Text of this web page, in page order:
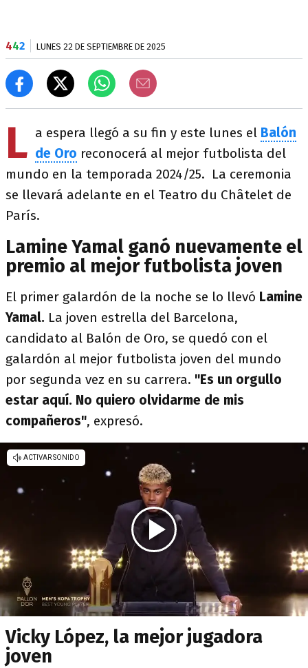
442 LUNES 22 DE SEPTIEMBRE DE 2025
L a espera llegó a su fin y este lunes el Balón
de Oro reconocerá al mejor futbolista del
mundo en la temporada 2024/25. La ceremonia
se llevará adelante en el Teatro du Châtelet de
París.
Lamine Yamal ganó nuevamente el
premio al mejor futbolista joven
El primer galardón de la noche se lo llevó Lamine
Yamal. La joven estrella del Barcelona,
candidato al Balón de Oro, se quedó con el
galardón al mejor futbolista joven del mundo
por segunda vez en su carrera. "Es un orgullo
estar aquí. No quiero olvidarme de mis
compañeros", expresó.
Vicky López, la mejor jugadora
joven